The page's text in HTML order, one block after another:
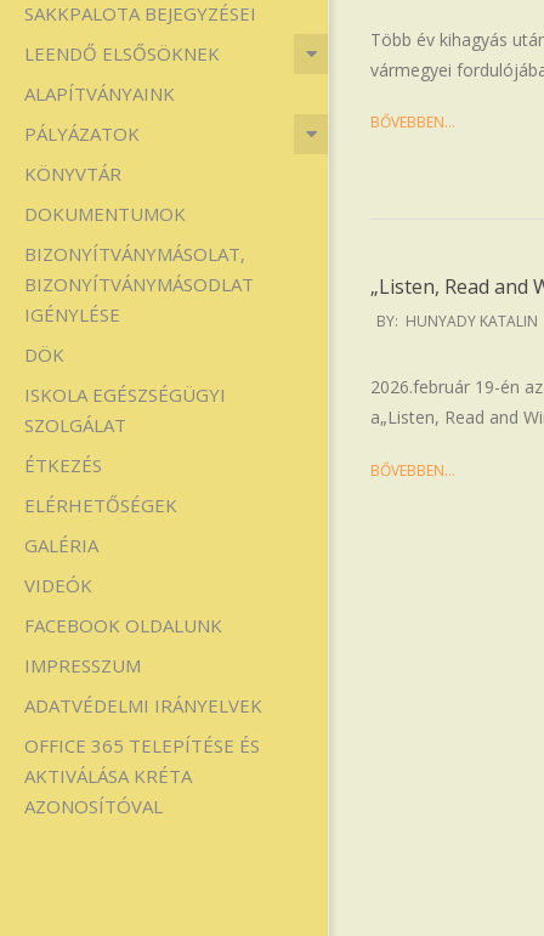
SAKKPALOTA BEJEGYZÉSEI
LEENDŐ ELSŐSÖKNEK
ALAPÍTVÁNYAINK
PÁLYÁZATOK
KÖNYVTÁR
DOKUMENTUMOK
BIZONYÍTVÁNYMÁSOLAT,
BIZONYÍTVÁNYMÁSODLAT
IGÉNYLÉSE
DÖK
ISKOLA EGÉSZSÉGÜGYI
SZOLGÁLAT
ÉTKEZÉS
ELÉRHETŐSÉGEK
GALÉRIA
VIDEÓK
FACEBOOK OLDALUNK
IMPRESSZUM
ADATVÉDELMI IRÁNYELVEK
OFFICE 365 TELEPÍTÉSE ÉS
AKTIVÁLÁSA KRÉTA
AZONOSÍTÓVAL
Több év kihagyás
vármegyei
BŐVEBBEN…
„Listen, Read and
2026-
BY: HUNYADY KATALIN
2026.február 19-én
a„Listen, Read and
BŐVEBBEN…